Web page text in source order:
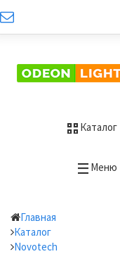
Каталог
Меню
Главная
Каталог
Novotech